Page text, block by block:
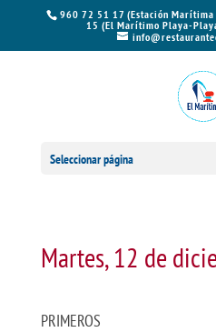
960 72 51 17 (Estación
15 (El Marítimo Playa-
Seleccionar página
Martes, 12 de
PRIMEROS